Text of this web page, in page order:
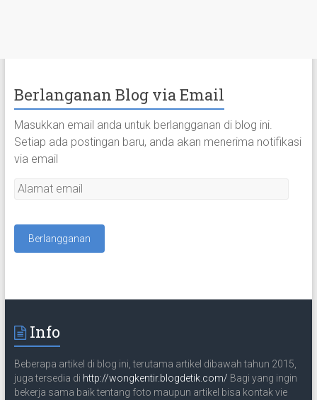
Berlanganan Blog via Email
Masukkan email anda untuk berlangganan di blog ini.
Setiap ada postingan baru, anda akan menerima notifikasi
via email
A
a
a
i
l
Info
Beberapa artikel di blog ini, terutama artikel dibawah tahun 2015,
juga tersedia di http://wongkentir.blogdetik.com/ Bagi yang ingin
bekerja sama baik tentang foto maupun artikel bisa kontak vie